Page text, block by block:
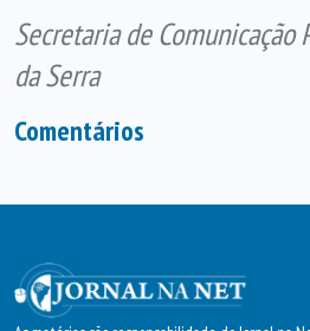
Secretaria de Comunicação
da Serra
Comentários